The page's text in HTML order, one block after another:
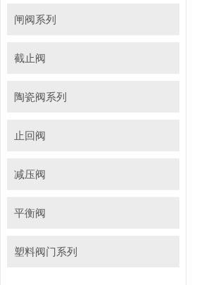
闸阀系列
截止阀
陶瓷阀系列
止回阀
减压阀
平衡阀
塑料阀门系列